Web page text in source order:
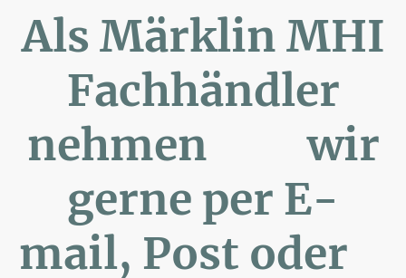
Als Märklin MHI
Fachhändler
nehmen wir
gerne per E-
mail, Post oder